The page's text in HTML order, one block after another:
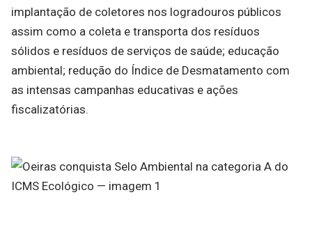
implantação de coletores nos logradouros públicos
assim como a coleta e transporta dos resíduos
sólidos e resíduos de serviços de saúde; educação
ambiental; redução do Índice de Desmatamento com
as intensas campanhas educativas e ações
fiscalizatórias.